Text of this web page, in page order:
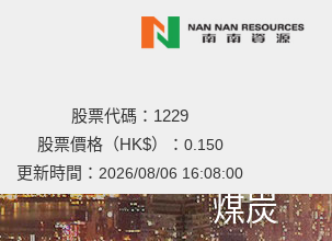
股票代碼：1229
股票價格（HK$）： 0.150
更新時間： 2026/08/06 16:08:00
煤炭